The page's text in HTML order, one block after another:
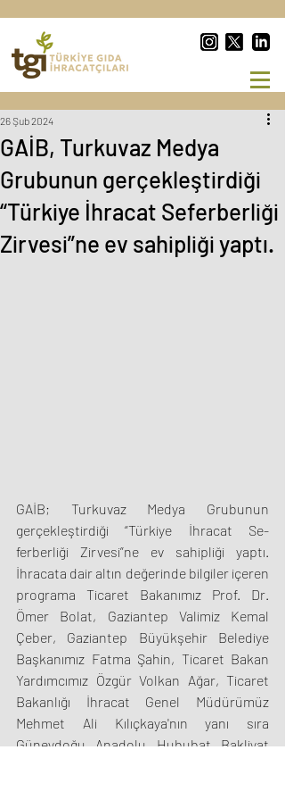
GAİB, Turkuvaz Medya
Grubunun gerçekleştirdiği
“Türkiye İhracat Seferberliği
Zirvesi”ne ev sahipliği yaptı.
26 Şub 2024
GAİB; Turkuvaz Medya Grubunun
gerçekleştirdiği “Türkiye İhracat Se-
ferberliği Zirvesi”ne ev sahipliği yaptı.
İhracata dair altın değerinde bilgiler içeren
programa Ticaret Bakanımız Prof. Dr.
Ömer Bolat, Gaziantep Valimiz Kemal
Çeber, Gaziantep Büyükşehir Belediye
Başkanımız Fatma Şahin, Ticaret Bakan
Yardımcımız Özgür Volkan Ağar, Ticaret
Bakanlığı İhracat Genel Müdürümüz
Mehmet Ali Kılıçkaya'nın yanı sıra
Güneydoğu Anadolu Hububat Bakliyat